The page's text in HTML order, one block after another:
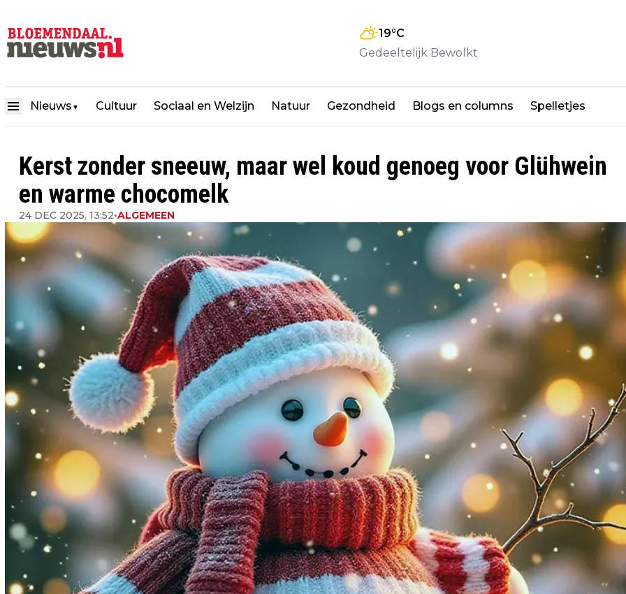
19°C
Gedeeltelijk Bewolkt
Nieuws ▼ Cultuur Sociaal en Welzijn Natuur Gezondheid Blogs en columns Spelletjes
Kerst zonder sneeuw, maar wel koud genoeg voor Glühwein
en warme chocomelk
24 DEC 2025, 13:52•ALGEMEEN